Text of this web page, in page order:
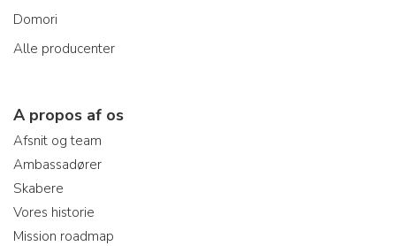
Domori
Alle producenter
A propos af os
Afsnit og team
Ambassadører
Skabere
Vores historie
Mission roadmap